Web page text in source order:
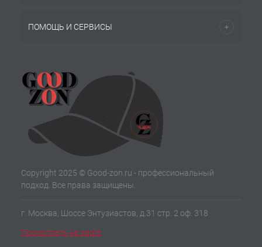
ПОМОЩЬ И СЕРВИСЫ
Copyright 2025 © Good-zon.ru - профессиональный
подход. Все права защищены.
г. Москва, Шоссе Энтузиастов, д.31 стр. 2 оф. 318
Посмотреть на карте